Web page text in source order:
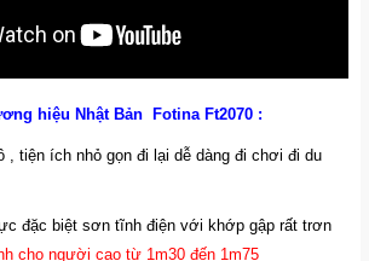
hiệu Nhật Bản Fotina Ft2070 :
, tiện ích nhỏ gọn đi lại dễ dàng đi chơi đi du
đặc biệt sơn tĩnh điện với khớp gập rất trơn
cho người cao từ 1m30 đến 1m75